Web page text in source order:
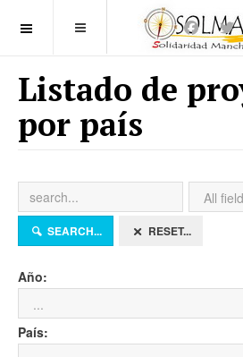
OFF CANVAS
Listado de
por país
SEARCH... RESET...
Año:
País: